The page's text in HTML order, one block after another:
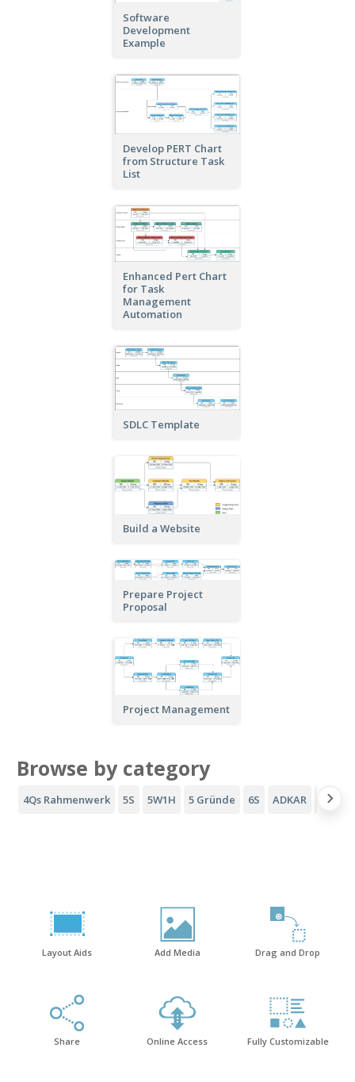
Software
Development
Example
Develop PERT Chart
from Structure Task
List
Enhanced Pert Chart
for Task
Management
Automation
SDLC Template
Build a Website
Prepare Project
Proposal
Project Management
Browse by category
4Qs Rahmenwerk 5S 5W1H 5 Gründe 6S ADKAR
Layout Aids Add Media Drag and Drop
Share Online Access Fully Customizable